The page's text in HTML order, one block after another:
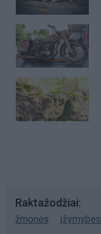
Raktažodžiai
žmonės įžymybės